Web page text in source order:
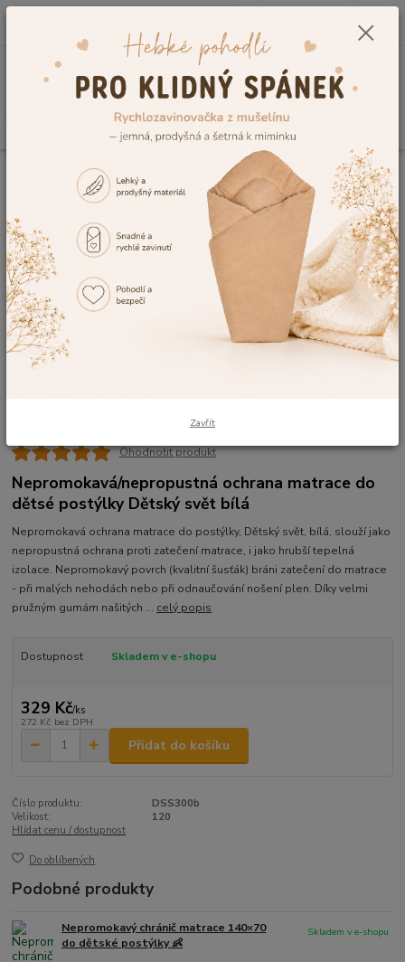
0,00 Kč
Vše do postýlky
Nepromokavé chrániče matrace do dětské postýlky
Nepromokavá ochrana matrace do dětské postýlky Dětský svět thermo bílá
Nepromokavá ochrana matrace
do dětské postýlky Dětský svět
thermo bílá
Ohodnotit produkt
Nepromokavá/nepropustná ochrana matrace do
dětsé postýlky Dětský svět bílá
Nepromokavá ochrana matrace do postýlky, Dětský svět, bílá, slouží jako
nepropustná ochrana proti zatečení matrace, i jako hrubší tepelná
izolace. Nepromokavý povrch (kvalitní šusťák) bráni zatečení do matrace
- při malých nehodách nebo při odnaučování nošení plen. Díky velmi
pružným gumám našitých ... celý popis
Dostupnost Skladem v e-shopu
329 Kč/ks
272 Kč bez DPH
Přidat do košíku
Číslo produktu:
DSS300b
Velikost:
120
Hlídat cenu / dostupnost
Do oblíbených
Podobné produkty
Nepromokavý chránič matrace 140×70
do dětské postýlky 👶
Skladem v e-shopu
Zavřít